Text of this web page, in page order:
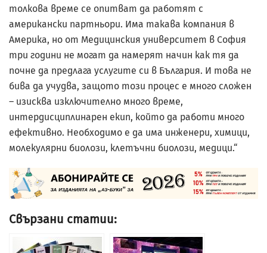
толкова време се опитват да работят с
американски партньори. Има такава компания в
Америка, но от Медицинския университет в София
три години не могат да намерят начин как тя да
почне да предлага услугите си в България. И това не
бива да учудва, защото този процес е много сложен
– изисква изключително много време,
интердисциплинарен екип, който да работи много
ефективно. Необходимо е да има инженери, химици,
молекулярни биолози, клетъчни биолози, медици.“
Свързани статии: